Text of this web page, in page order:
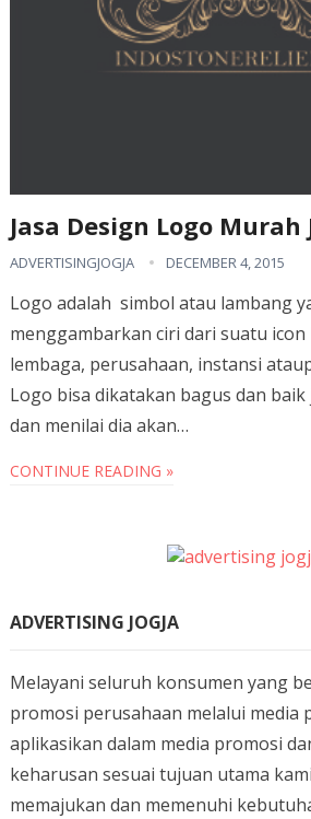
Jasa Design Logo Murah
ADVERTISINGJOGJA DECEMBER 4, 2015
Logo adalah simbol atau lambang
menggambarkan ciri dari suatu
lembaga, perusahaan, instansi
Logo bisa dikatakan bagus dan
dan menilai dia akan…
CONTINUE READING »
ADVERTISING JOGJA
Melayani seluruh konsumen yang
promosi perusahaan melalui media
aplikasikan dalam media promosi
keharusan sesuai tujuan utama
memajukan dan memenuhi